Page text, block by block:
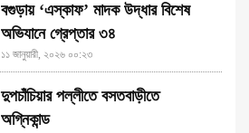
বগুড়ায় ‘এস্কাফ’ মাদক উদ্ধার বিশেষ
অভিযানে গ্রেপ্তার ৩৪
১১ জানুয়ারী, ২০২৬ ০০:২৩
দুপচাঁচিয়ার পল্লীতে বসতবাড়ীতে
অগ্নিকান্ড